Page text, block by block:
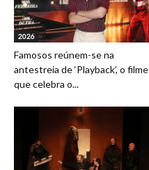
2026
Famosos reúnem-se na
antestreia de ‘Playback’, o filme
que celebra o...